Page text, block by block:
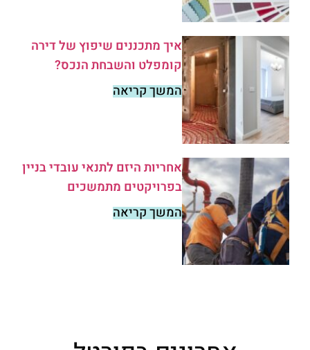
איך מתכננים שיפוץ של דירה
קומפלט והשבחת הנכס?
המשך קריאה
אחריות היזם לתנאי עובדי בניין
בפרויקטים מתמשכים
המשך קריאה